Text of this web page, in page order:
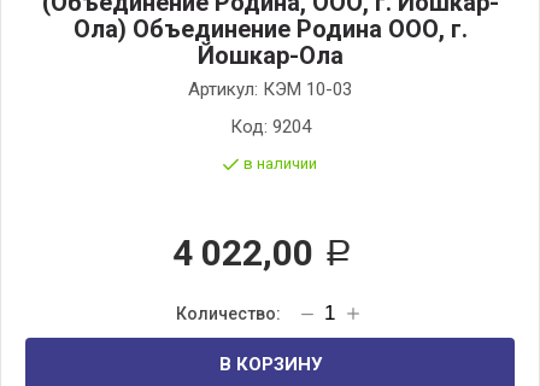
Ола) Объединение Родина ООО, г.
Йошкар-Ола
Артикул: КЭМ 10-03
Код: 9204
в наличии
4 022,00 Р
В КОРЗИНУ